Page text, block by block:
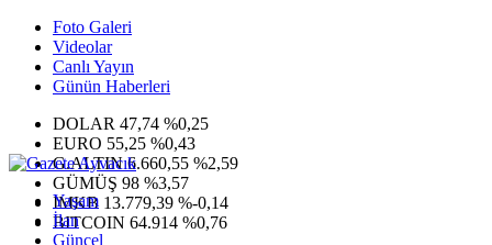
Foto Galeri
Videolar
Canlı Yayın
Günün Haberleri
DOLAR 47,74 %0,25
EURO 55,25 %0,43
G.ALTIN6.660,55 %2,59
GÜMÜŞ 98 %3,57
IMKB 13.779,39 %-0,14
BITCOIN 64.914 %0,76
Yaşam
İlan
Güncel